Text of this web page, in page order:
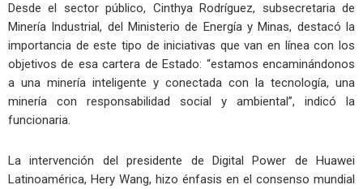
Desde el sector público, Cinthya Rodríguez, subsecretaria de
Minería Industrial, del Ministerio de Energía y Minas, destacó la
importancia de este tipo de iniciativas que van en línea con los
objetivos de esa cartera de Estado: “estamos encaminándonos
a una minería inteligente y conectada con la tecnología, una
minería con responsabilidad social y ambiental”, indicó la
funcionaria.
La intervención del presidente de Digital Power de Huawei
Latinoamérica, Hery Wang, hizo énfasis en el consenso mundial